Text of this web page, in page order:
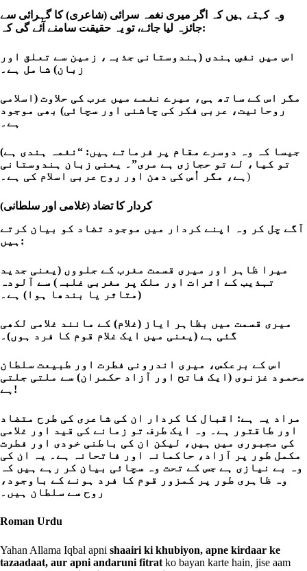
وہ کہتے ہیں کہ اگر میری نغمہ سرائی (شاعری) کا گہرائی سے
جائزہ لیا جائے، تو یہ حقیقت سامنے آئے گی کہ:
اس میں نفسِ ہندی (ہندوستانی جذبہ، زمین سے تعلق اور
زبان) شامل ہے۔
مگر اس کے ساتھ ہی، میرے نغمے میں عرب کی حلاوت (اسلامی
روحانیت، عربی فکر کی چاشنی اور سچائی) بھی موجود
ہے۔
(جیسا کہ وہ دوسرے مقام پر فرماتے ہیں: “نغمہ ہندی ہے
تو کیا، لے تو حجازی ہے مری”۔ یعنی زبان ہندوستانی
ہے، مگر اُس کی دھن اور روح عربی اسلام کی ہے۔ )
کردار کا تضاد (غلامی اور سلطانی)
آگے چل کر وہ اپنے کردار میں موجود تضاد کو بیان کرتے
ہیں:
میرا ظاہر اور میری قسمت مغرب کے جلووں (یعنی جدید
تہذیب کے اثرات اور ملک پر مغربی غلبہ) سے آلودہ
(متاثر یا بندھا ہوا) ہے۔
میری قسمت میں بظاہر ایاز (غلام) کے مانند غلامی لکھی
گئی ہے (یعنی میں ایک غلام قوم کا فرد ہوں)۔
اس کے برعکس، میری اندرونی فطرت اور طبیعت سلطان
محمود غزنوی (ایک فاتح اور آزاد حکمران) سے ملتی جلتی
ہے!
مراد یہ ہے: اقبال کا کردار ان کی شاعری کی طرح متضاد
اور طاقتور ہے۔ وہ ایک طرف تو زمانے کی قید اور غلامی
کی مجبوری میں ہیں، لیکن ان کی باطنی خودی اور فطرت
مکمل طور پر آزاد، حاکمانہ اور فاتحانہ ہے۔ یہ ان کی
وہ بے نیازی ہے جس کے تحت وہ سچائی بیان کر رہے ہیں کہ
وہ ظاہری طور پر کمزور قوم کا فرد ہونے کے باوجود،
روح سے سلطان ہیں۔
Roman Urdu
Yahan Allama Iqbal apni shaairi ki khubiyon, apne kirdaar ke
tazaadaat, aur apni andaruni fitrat ko bayan karte hain, jise aam